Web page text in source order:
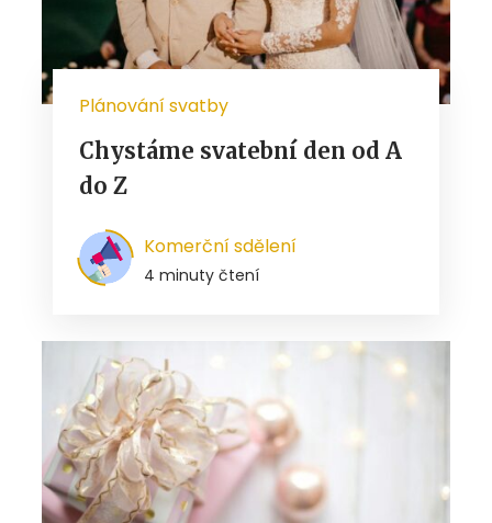
Plánování svatby
Chystáme svatební den od A
do Z
Komerční sdělení
4 minuty čtení